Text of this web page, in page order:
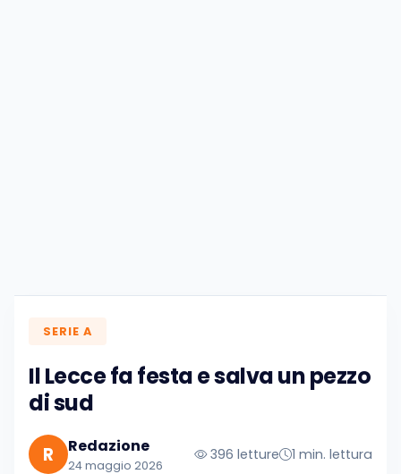
SERIE A
Il Lecce fa festa e salva un pezzo
di sud
R Redazione
24 maggio 2026
396 letture 1 min. lettura